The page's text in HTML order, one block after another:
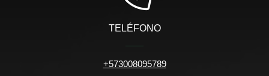
TELÉFONO
+573008095789